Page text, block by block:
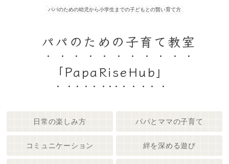
パパのための幼児から小学生までの子どもとの賢い育て方
パパのための子育て教室
「PapaRiseHub」
日常の楽しみ方 パパとママの子育て
コミュニケーション 絆を深める遊び